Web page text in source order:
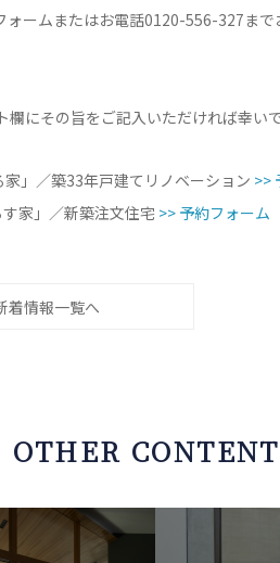
ームまたはお電話0120-556-327まで
にその旨をご記入いただければ幸いで
」／築33年戸建てリノベーション >>
家」／新築注文住宅 >> 予約フォーム
着情報一覧へ
OTHER